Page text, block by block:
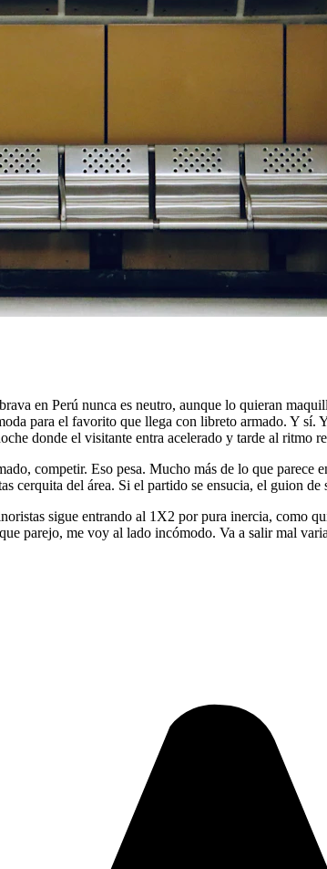
en Perú nunca es neutro, aunque lo quieran
para el favorito que llega con libreto armado. Y
donde el visitante entra acelerado y tarde al ritmo
competir. Eso pesa. Mucho más de lo que
cerquita del área. Si el partido se ensucia, el guion
sigue entrando al 1X2 por pura inercia, como
parejo, me voy al lado incómodo. Va a salir mal